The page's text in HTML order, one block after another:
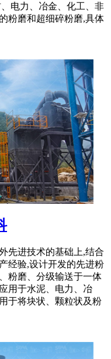
电力、冶金、化工、非
粉磨和超细碎粉磨,具体
先进技术的基础上,结合
经验,设计开发的先进粉
粉磨、分级输送于一体
用于水泥、电力、冶
于将块状、颗粒状及粉